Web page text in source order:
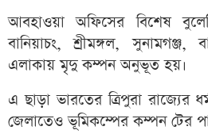
আবহাওয়া অফিসের বিশেষ
বানিয়াচং, শ্রীমঙ্গল,
এলাকায় মৃদু কম্পন অনুভূত হয়।
এ ছাড়া ভারতের ত্রিপুরা রাজ্যের
জেলাতেও ভূমিকম্পের কম্পন টের